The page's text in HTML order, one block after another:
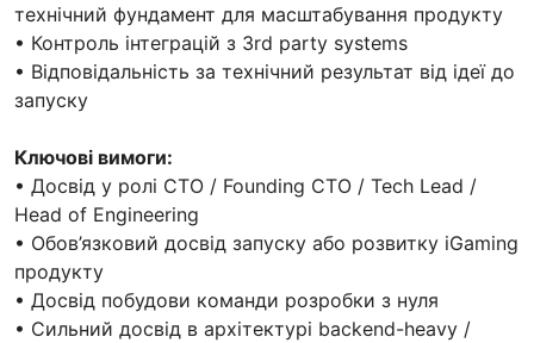
технічний фундамент для масштабування продукту
• Контроль інтеграцій з 3rd party systems
• Відповідальність за технічний результат від ідеї до
запуску
Ключові вимоги:
• Досвід у ролі CTO / Founding CTO / Tech Lead /
Head of Engineering
• Обов’язковий досвід запуску або розвитку iGaming
продукту
• Досвід побудови команди розробки з нуля
• Сильний досвід в архітектурі backend-heavy /